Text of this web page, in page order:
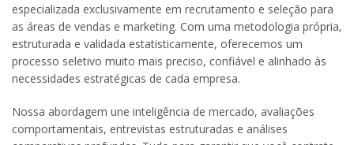
especializada exclusivamente em recrutamento e seleção para
as áreas de vendas e marketing. Com uma metodologia própria,
estruturada e validada estatisticamente, oferecemos um
processo seletivo muito mais preciso, confiável e alinhado às
necessidades estratégicas de cada empresa.
Nossa abordagem une inteligência de mercado, avaliações
comportamentais, entrevistas estruturadas e análises